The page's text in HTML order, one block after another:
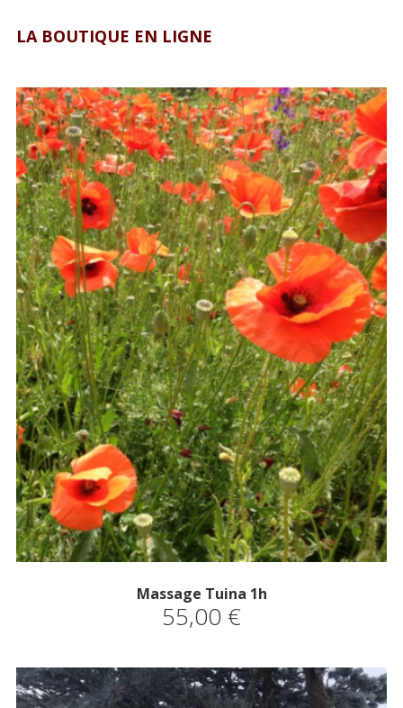
LA BOUTIQUE EN LIGNE
Massage Tuina 1h
55,00 €